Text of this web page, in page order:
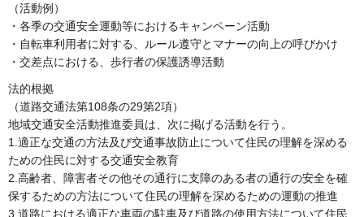
（活動例）
・各季の交通安全運動等におけるキャンペーン活動
・自転車利用者に対する、ルール遵守とマナーの向上の呼びかけ
・交差点における、歩行者の保護誘導活動
法的根拠
（道路交通法第108条の29第2項）
地域交通安全活動推進委員は、次に掲げる活動を行う。
1.適正な交通の方法及び交通事故防止について住民の理解を深める
ための住民に対する交通安全教育
2.高齢者、障害者その他その通行に支障のある者の通行の安全を確
保するための方法について住民の理解を深めるための運動の推進
3.道路における適正な車両の駐車及び道路の使用方法について住民